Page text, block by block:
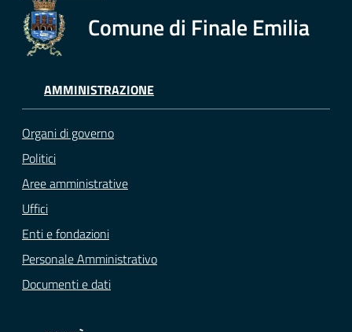
Comune di Finale Emilia
AMMINISTRAZIONE
Organi di governo
Politici
Aree amministrative
Uffici
Enti e fondazioni
Personale Amministrativo
Documenti e dati